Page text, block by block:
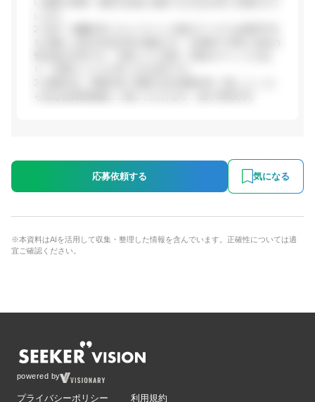
応募依頼する 気になる
※本資料はAIを活用して収集・整理した情報を含んでいます。正確性については適
宜ご確認ください。
powered by
プライバシーポリシー 利用規約